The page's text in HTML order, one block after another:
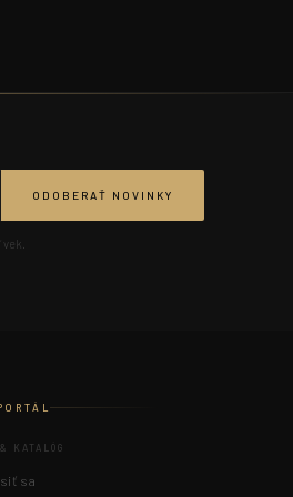
ODOBERAŤ NOVINKY
KATALÓG
sa